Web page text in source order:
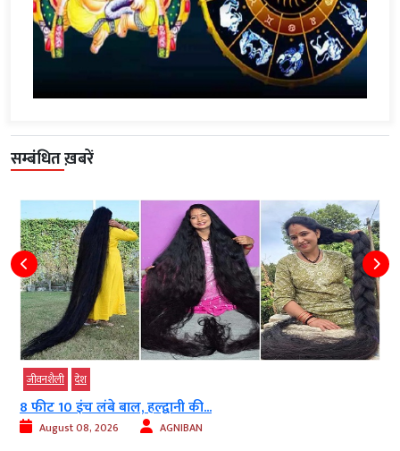
सम्बंधित ख़बरें
जीवनशैली देश
नटराज के पैरों तले कौन है अपस्मार? शिव...
August 08, 2026 AGNIBAN